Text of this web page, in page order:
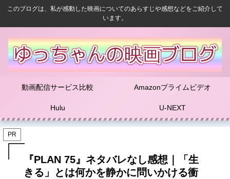
このブログは、私が感動した映画についてのあらすじや感想などをご紹介して
います。
動画配信サービス比較 Amazonプライムビデオ
Hulu U-NEXT
PR
『PLAN 75』ネタバレなし感想｜「生
きる」とは何かを静かに問いかける衝